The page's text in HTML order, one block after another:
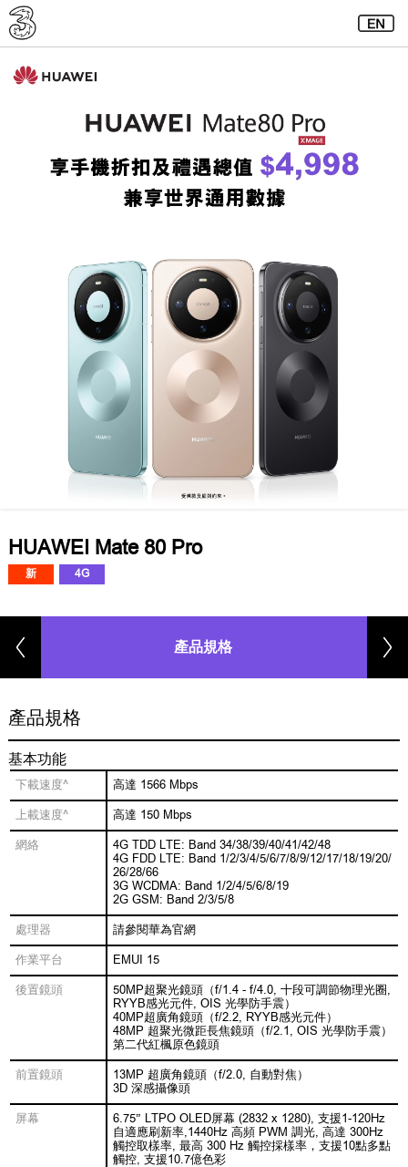
HUAWEI Mate 80 Pro
新 4G
產品規格
產品規格
基本功能
下載速度^ 高達 1566 Mbps
上載速度^ 高達 150 Mbps
網絡
4G TDD LTE: Band 34/38/39/40/41/42/48
4G FDD LTE: Band 1/2/3/4/5/6/7/8/9/12/17/18/19/20/
26/28/66
3G WCDMA: Band 1/2/4/5/6/8/19
2G GSM: Band 2/3/5/8
處理器 請參閱華為官網
作業平台 EMUI 15
後置鏡頭
50MP超聚光鏡頭（f/1.4 - f/4.0, 十段可調節物理光圈,
RYYB感光元件, OIS 光學防手震）
40MP超廣角鏡頭（f/2.2, RYYB感光元件）
48MP 超聚光微距長焦鏡頭（f/2.1, OIS 光學防手震）
第二代紅楓原色鏡頭
前置鏡頭
13MP 超廣角鏡頭（f/2.0, 自動對焦）
3D 深感攝像頭
屏幕
6.75” LTPO OLED屏幕 (2832 x 1280), 支援1-120Hz
自適應刷新率,1440Hz 高頻 PWM 調光, 高達 300Hz
觸控取樣率, 最高 300 Hz 觸控採樣率，支援10點多點
觸控, 支援10.7億色彩